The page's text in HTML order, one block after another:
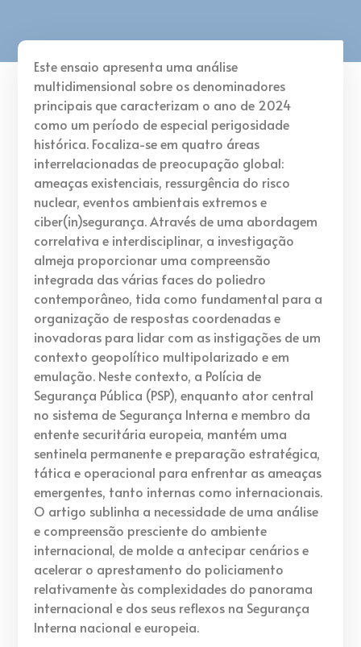
Este ensaio apresenta uma análise
multidimensional sobre os denominadores
principais que caracterizam o ano de 2024
como um período de especial perigosidade
histórica. Focaliza-se em quatro áreas
interrelacionadas de preocupação global:
ameaças existenciais, ressurgência do risco
nuclear, eventos ambientais extremos e
ciber(in)segurança. Através de uma abordagem
correlativa e interdisciplinar, a investigação
almeja proporcionar uma compreensão
integrada das várias faces do poliedro
contemporâneo, tida como fundamental para a
organização de respostas coordenadas e
inovadoras para lidar com as instigações de um
contexto geopolítico multipolarizado e em
emulação. Neste contexto, a Polícia de
Segurança Pública (PSP), enquanto ator central
no sistema de Segurança Interna e membro da
entente securitária europeia, mantém uma
sentinela permanente e preparação estratégica,
tática e operacional para enfrentar as ameaças
emergentes, tanto internas como internacionais.
O artigo sublinha a necessidade de uma análise
e compreensão presciente do ambiente
internacional, de molde a antecipar cenários e
acelerar o aprestamento do policiamento
relativamente às complexidades do panorama
internacional e dos seus reflexos na Segurança
Interna nacional e europeia.